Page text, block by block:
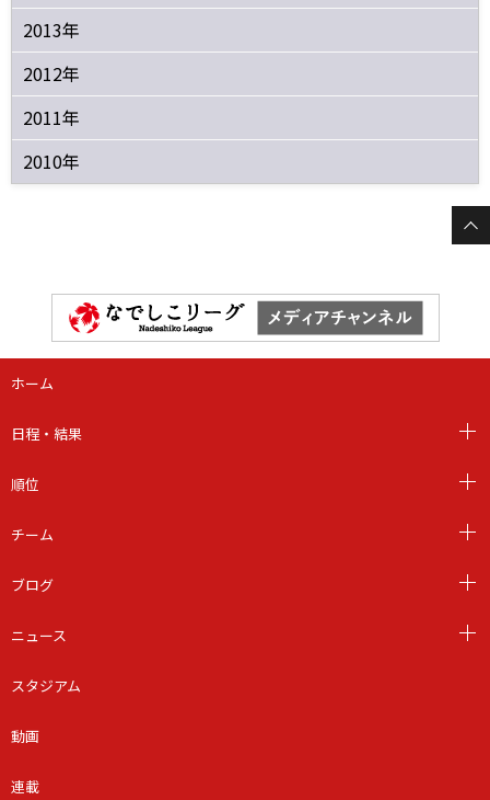
2013年
2012年
2011年
2010年
ホーム
日程・結果
順位
チーム
ブログ
ニュース
スタジアム
動画
連載